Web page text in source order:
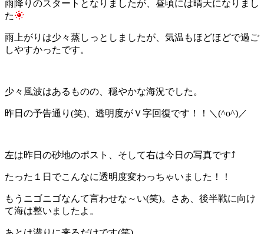
雨降りのスタートとなりましたが、昼頃には晴天になりまし
た
雨上がりは少々蒸しっとしましたが、気温もほどほどで過ご
しやすかったです。
少々風波はあるものの、穏やかな海況でした。
昨日の予告通り(笑)、透明度がＶ字回復です！！＼(^o^)／
左は昨日の砂地のポスト、そして右は今日の写真です⤴
たった１日でこんなに透明度変わっちゃいました！！
もうニゴニゴなんて言わせな～い(笑)。さあ、後半戦に向け
て海は整いましたよ。